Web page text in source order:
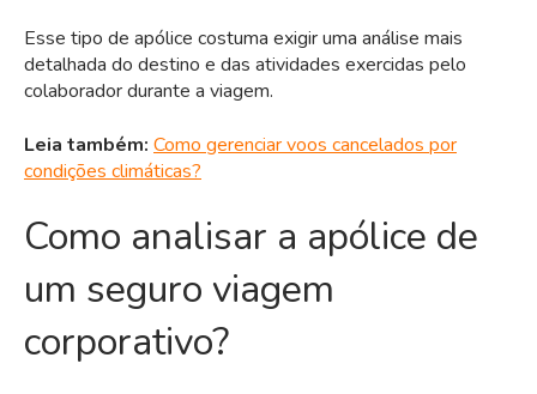
Esse tipo de apólice costuma exigir uma análise mais
detalhada do destino e das atividades exercidas pelo
colaborador durante a viagem.
Leia também: Como gerenciar voos cancelados por
condições climáticas?
Como analisar a apólice de
um seguro viagem
corporativo?